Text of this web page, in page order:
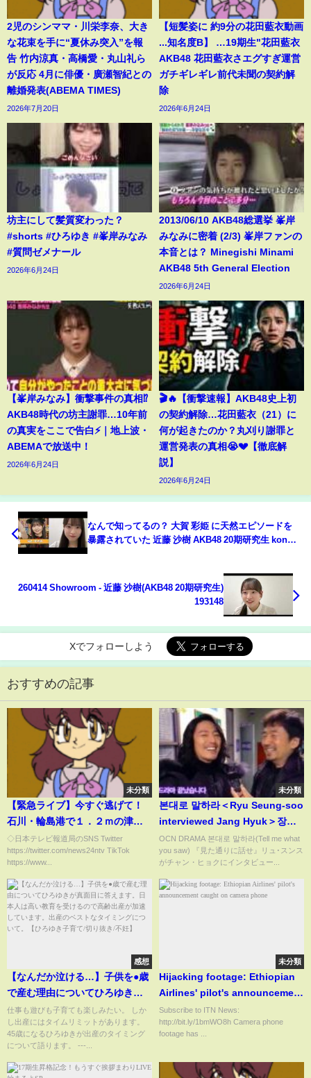
2児のシンママ・川栄李奈、大き
な花束を手に“夏休み突入”を報
告 竹内涼真・高橋愛・丸山礼ら
が反応 4月に俳優・廣瀬智紀との
離婚発表(ABEMA TIMES)
2026年7月20日
【短髪姿に 約9分の花田藍衣動画
...知名度B】 …19期生"花田藍衣
AKB48 花田藍衣さエグすぎ運営
ガチギレギレ前代未聞の契約解
除
2026年6月24日
坊主にして髪質変わった？
#shorts #ひろゆき #峯岸みなみ
#質問ゼメナール
2026年6月24日
2013/06/10 AKB48総選挙 峯岸
みなみに密着 (2/3) 峯岸ファンの
本音とは？ Minegishi Minami
AKB48 5th General Election
2026年6月24日
【峯岸みなみ】衝撃事件の真相⁉️
AKB48時代の坊主謝罪…10年前
の真実をここで告白⚡️｜地上波・
ABEMAで放送中！
2026年6月24日
🎬🔥【衝撃速報】AKB48史上初
の契約解除…花田藍衣（21）に
何が起きたのか？丸刈り謝罪と
運営発表の真相😭💔【徹底解
説】
2026年6月24日
なんで知ってるの？ 大賀 彩姫 に天然エピソードを
暴露されていた 近藤 沙樹 AKB48 20期研究生 kondo
260414 Showroom - 近藤 沙樹(AKB48 20期研究生)
193148
Xでフォローしよう
おすすめの記事
未分類
【緊急ライブ】今すぐ逃げて！
石川・輪島港で１．２ｍの津波
を観測 大津波警報 石川・能
登 新潟県・富山県
◇日本テレビ報道局のSNS Twitter
https://twitter.com/news24ntv TikTok
https://www...
未分類
본대로 말하라＜Ryu Seung-soo
interviewed Jang Hyuk＞장혁,
류승수
OCN DRAMA 본대로 말하라(Tell me what
you saw) 『見た通りに話せ』リュ･スンス
がチャン・ヒョクにインタビュー...
感想
【なんだか泣ける…】子供を●歳
で産む理由についてひろゆきが
真面目に答えます。日本人は高
い教育を受けるので高齢出産が
加速しています。出産のベスト
ゆき子育て/切り抜き/不妊】
仕事も遊びも子育ても楽しみたい。 しか
し出産にはタイムリミットがあります。
45歳になるひろゆきが出産のタイミング
について語ります。 ---...
未分類
Hijacking footage: Ethiopian
Airlines' pilot's announcement
caught on camera phone
Subscribe to ITN News:
http://bit.ly/1bmWO8h Camera phone
footage has ...